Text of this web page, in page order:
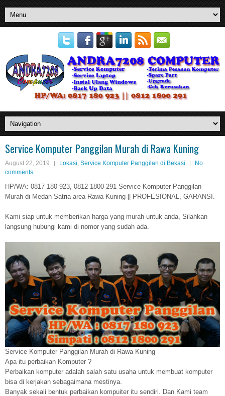
Service Komputer Panggilan Murah di Rawa Kuning
August 22, 2019 Lokasi Service Komputer Panggilan di Bekasi
No
comments
HP/WA: 0817 180 923, 0812 1800 291 Service Komputer Panggilan
Murah di Medan Satria area Rawa Kuning || PROFESIONAL, GARANSI.
Kami siap untuk memberikan harga yang murah untuk anda, Silahkan
langsung hubungi kami di nomor yang sudah ada.
Service Komputer Panggilan Murah di Rawa Kuning
Apa itu perbaikan Komputer ?
Perbaikan komputer adalah salah satu usaha untuk membuat komputer
bisa di kerjakan sebagaimana mestinya.
Banyak sekali bentuk perbaikan kompuiter itu sendiri. Dan Kami team